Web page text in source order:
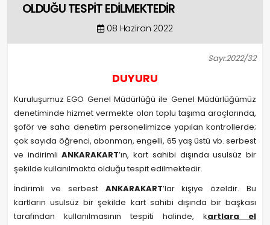
OLDUĞU TESPİT EDİLMEKTEDİR
08 Haziran 2022
Sayı:2022/32
DUYURU
Kuruluşumuz EGO Genel Müdürlüğü ile Genel Müdürlüğümüz
denetiminde hizmet vermekte olan toplu taşıma araçlarında,
şoför ve saha denetim personelimizce yapılan kontrollerde;
çok sayıda öğrenci, abonman, engelli, 65 yaş üstü vb. serbest
ve indirimliANKARAKART’ın, kart sahibi dışında usulsüz bir
şekilde kullanılmakta olduğu tespit edilmektedir.
İndirimli ve serbest ANKARAKART’lar kişiye özeldir. Bu
kartların usulsüz bir şekilde kart sahibi dışında bir başkası
tarafından kullanılmasının tespiti halinde, kartlara el